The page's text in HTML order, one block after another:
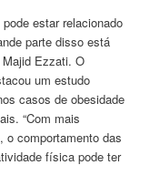
estar relacionado
parte disso está
Majid Ezzati. O
um estudo
casos de obesidade
“Com mais
o comportamento das
física pode ter